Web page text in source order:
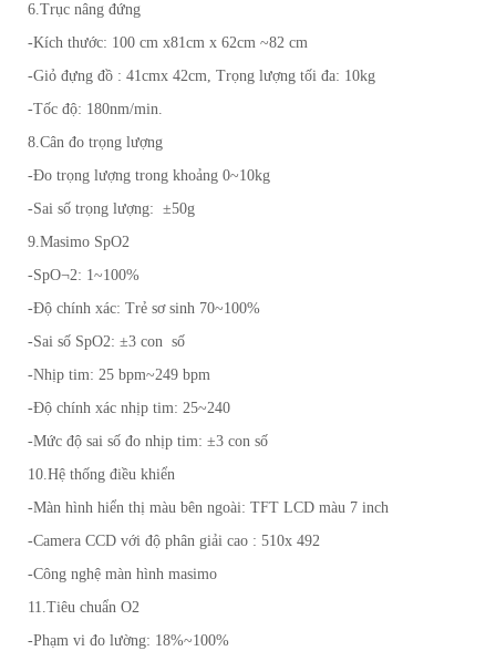
6.Trục nâng đứng
-Kích thước: 100 cm x81cm x 62cm ~82 cm
-Giỏ đựng đồ : 41cmx 42cm, Trọng lượng tối đa: 10kg
-Tốc độ: 180nm/min.
8.Cân đo trọng lượng
-Đo trọng lượng trong khoảng 0~10kg
-Sai số trọng lượng: ±50g
9.Masimo SpO2
-SpO¬2: 1~100%
-Độ chính xác: Trẻ sơ sinh 70~100%
-Sai số SpO2: ±3 con số
-Nhịp tim: 25 bpm~249 bpm
-Độ chính xác nhịp tim: 25~240
-Mức độ sai số đo nhịp tim: ±3 con số
10.Hệ thống điều khiển
-Màn hình hiển thị màu bên ngoài: TFT LCD màu 7 inch
-Camera CCD với độ phân giải cao : 510x 492
-Công nghệ màn hình masimo
11.Tiêu chuẩn O2
-Phạm vi đo lường: 18%~100%